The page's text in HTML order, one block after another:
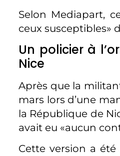
Selon Mediapart,
ceux susceptibles»
Un policier à
Nice
Après que la
mars lors d’une
la République de
avait eu «aucun
Cette version a